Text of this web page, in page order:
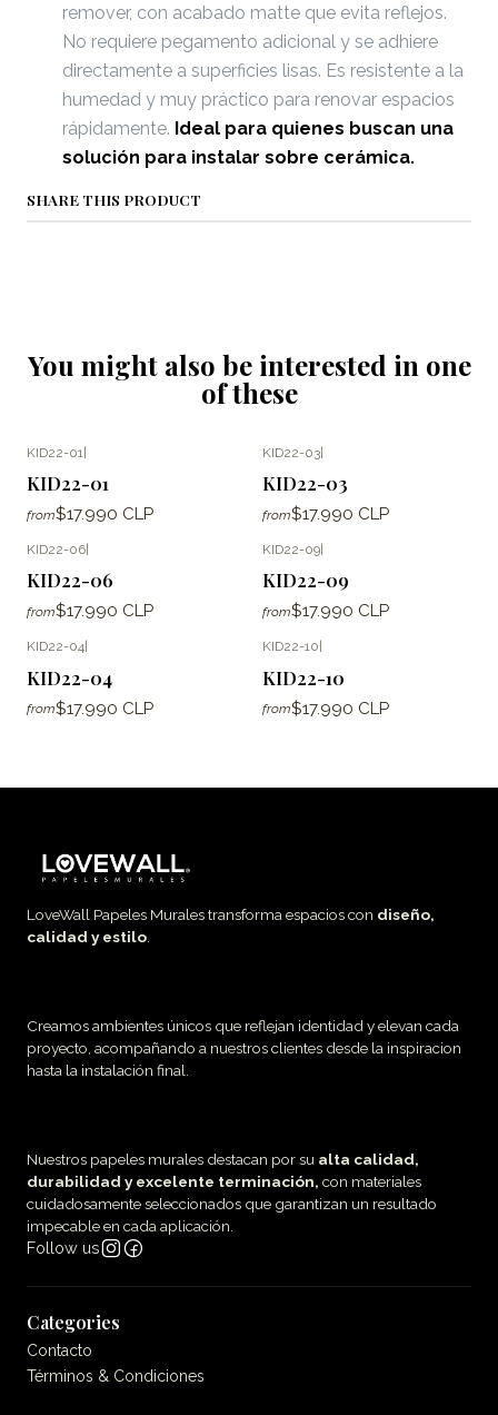
remover, con acabado matte que evita reflejos.
No requiere pegamento adicional y se adhiere
directamente a superficies lisas. Es resistente a la
humedad y muy práctico para renovar espacios
rápidamente. Ideal para quienes buscan una
solución para instalar sobre cerámica.
SHARE THIS PRODUCT
You might also be interested in one
of these
KID22-01 |
KID22-01
from$17.990 CLP
KID22-03|
KID22-03
from$17.990 CLP
KID22-06
KID22-06
from$17.990 CLP
KID22-09
KID22-09
from$17.990 CLP
KID22-04
KID22-04
from$17.990 CLP
KID22-10
KID22-10
from$17.990 CLP
LoveWall Papeles Murales transforma espacios con diseño,
calidad y estilo
Creamos ambientes únicos que reflejan identidad y elevan cada
proyecto, acompañando a nuestros clientes desde la inspiracion
hasta la instalación final.
Nuestros papeles murales destacan por su alta calidad,
durabilidad y excelente terminación, con materiales
cuidadosamente seleccionados que garantizan un resultado
impecable en cada aplicación.
Follow us
Categories
Contacto
Términos & Condiciones